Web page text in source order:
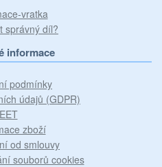
vratka
správný díl?
informace
podmínky
údajů (GDPR)
EET
zboží
od smlouvy
souborů cookies